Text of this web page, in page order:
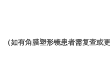
（如有角膜塑形镜患者需复查或